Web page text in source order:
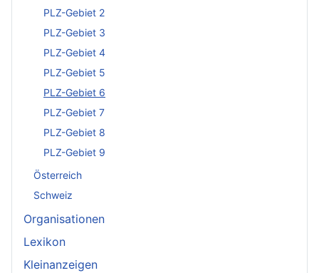
PLZ-Gebiet 2
PLZ-Gebiet 3
PLZ-Gebiet 4
PLZ-Gebiet 5
PLZ-Gebiet 6
PLZ-Gebiet 7
PLZ-Gebiet 8
PLZ-Gebiet 9
Österreich
Schweiz
Organisationen
Lexikon
Kleinanzeigen